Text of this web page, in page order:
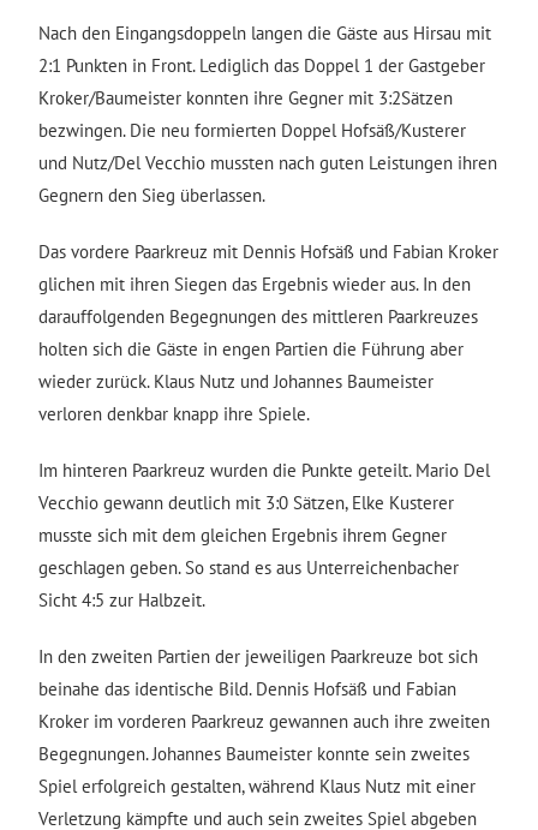
Nach den Eingangsdoppeln langen die Gäste aus Hirsau mit
2:1 Punkten in Front. Lediglich das Doppel 1 der Gastgeber
Kroker/Baumeister konnten ihre Gegner mit 3:2Sätzen
bezwingen. Die neu formierten Doppel Hofsäß/Kusterer
und Nutz/Del Vecchio mussten nach guten Leistungen ihren
Gegnern den Sieg überlassen.
Das vordere Paarkreuz mit Dennis Hofsäß und Fabian Kroker
glichen mit ihren Siegen das Ergebnis wieder aus. In den
darauffolgenden Begegnungen des mittleren Paarkreuzes
holten sich die Gäste in engen Partien die Führung aber
wieder zurück. Klaus Nutz und Johannes Baumeister
verloren denkbar knapp ihre Spiele.
Im hinteren Paarkreuz wurden die Punkte geteilt. Mario Del
Vecchio gewann deutlich mit 3:0 Sätzen, Elke Kusterer
musste sich mit dem gleichen Ergebnis ihrem Gegner
geschlagen geben. So stand es aus Unterreichenbacher
Sicht 4:5 zur Halbzeit.
In den zweiten Partien der jeweiligen Paarkreuze bot sich
beinahe das identische Bild. Dennis Hofsäß und Fabian
Kroker im vorderen Paarkreuz gewannen auch ihre zweiten
Begegnungen. Johannes Baumeister konnte sein zweites
Spiel erfolgreich gestalten, während Klaus Nutz mit einer
Verletzung kämpfte und auch sein zweites Spiel abgeben